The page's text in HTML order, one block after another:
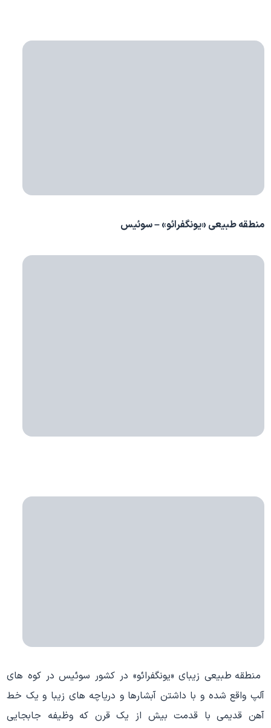
منطقه طبیعی «یونگفرائو» – سوئیس
منطقه طبیعی زیبای «یونگفرائو» در کشور سوئیس در کوه های
آلپ واقع شده و با داشتن آبشارها و دریاچه های زیبا و یک خط
آهن قدیمی با قدمت بیش از یک قرن که وظیفه جابجایی